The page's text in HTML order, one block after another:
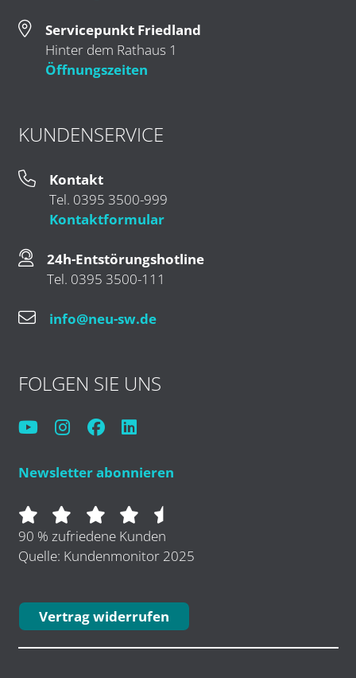
Servicepunkt Friedland
Hinter dem Rathaus 1
Öffnungszeiten
KUNDENSERVICE
Kontakt
Tel. 0395 3500-999
Kontaktformular
24h-Entstörungshotline
Tel. 0395 3500-111
info@neu-sw.de
FOLGEN SIE UNS
Newsletter abonnieren
90 % zufriedene Kunden
Quelle: Kundenmonitor 2025
Vertrag widerrufen